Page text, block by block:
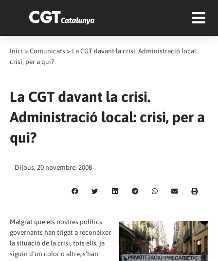
Inici > Comunicats > La CGT davant la crisi. Administració local:
crisi, per a qui?
La CGT davant la crisi.
Administració local: crisi, per a
qui?
Dijous, 20 novembre, 2008
Malgrat que els nostres polítics
governants han trigat a reconèixer
la situació de la crisi, tots ells, ja
siguin d'un color o altre, s'han